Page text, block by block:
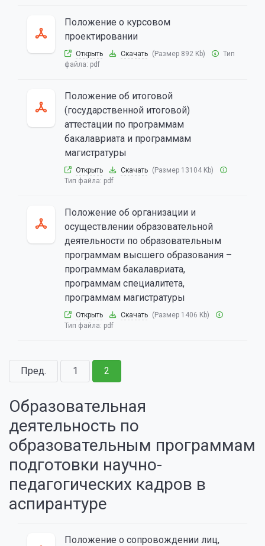
Положение о курсовом
проектировании
Открыть Скачать (Размер 892 Kb)
Тип
файла: pdf
Положение об итоговой
(государственной итоговой)
аттестации по программам
бакалавриата и программам
магистратуры
Открыть Скачать (Размер 13104 Kb)
Тип файла: pdf
Положение об организации и
осуществлении образовательной
деятельности по образовательным
программам высшего образования –
программам бакалавриата,
программам специалитета,
программам магистратуры
Открыть Скачать (Размер 1406 Kb)
Тип файла: pdf
Пред. 1 2
Образовательная
деятельность по
образовательным программам
подготовки научно-
педагогических кадров в
аспирантуре
Положение о сопровождении лиц,